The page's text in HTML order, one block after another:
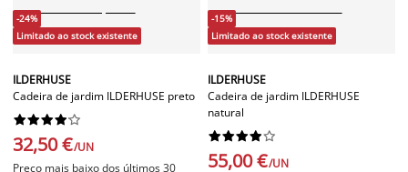
-24%
Limitado ao stock existente
ILDERHUSE
Cadeira de jardim ILDERHUSE preto






32,50 €/UN
Preço mais baixo dos últimos 30
-15%
Limitado ao stock existente
ILDERHUSE
Cadeira de jardim ILDERHUSE
natural






55,00 €/UN